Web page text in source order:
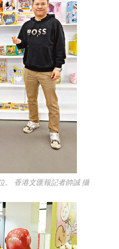
。 香港文匯報記者帥誠 攝